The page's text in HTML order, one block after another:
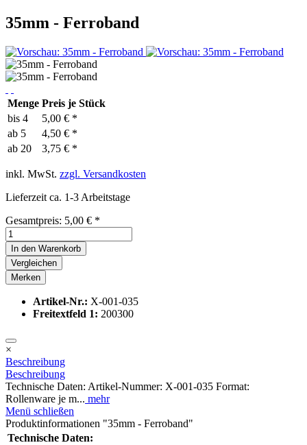
35mm - Ferroband
Menge Preis je Stück
bis 4
5,00 € *
ab 5
4,50 € *
ab 20 3,75 € *
inkl. MwSt. zzgl. Versandkosten
Lieferzeit ca. 1-3 Arbeitstage
Gesamtpreis: 5,00 € *
In den Warenkorb
Vergleichen
Merken
Artikel-Nr.: X-001-035
Freitextfeld 1: 200300
×
Beschreibung
Beschreibung
Technische Daten: Artikel-Nummer: X-001-035 Format:
Rollenware je m... mehr
Menü schließen
Produktinformationen "35mm - Ferroband"
Technische Daten: